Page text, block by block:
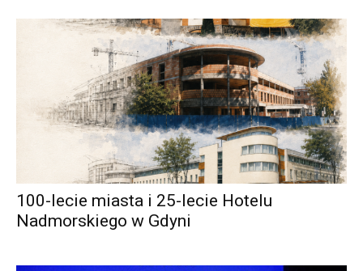
100-lecie miasta i 25-lecie Hotelu
Nadmorskiego w Gdyni